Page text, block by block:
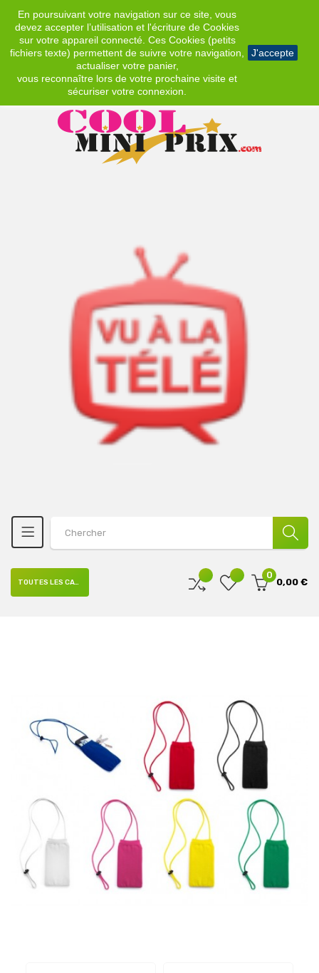
En poursuivant votre navigation sur ce site, vous
devez accepter l’utilisation et l'écriture de Cookies
sur votre appareil connecté. Ces Cookies (petits
fichiers texte) permettent de suivre votre navigation,
actualiser votre panier,
vous reconnaître lors de votre prochaine visite et
sécuriser votre connexion.
J'accepte
EUR
0
0,00 €
TOUTES LES CATÉGORIES